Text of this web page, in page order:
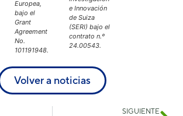
Europea,
bajo el
Grant
Agreement
No.
101191948.
e Innovación
de Suiza
(SERI) bajo el
contrato n.º
24.00543.
Volver a noticias
SIGUIENTE